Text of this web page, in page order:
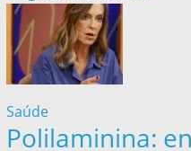
Saúde
Polilaminina: